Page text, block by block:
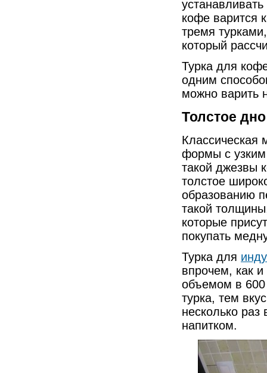
кофе варится
тремя
который
Турка для
одним
можно варить
Толстое
Классическая
формы с
такой джезвы
толстое
образованию
такой
которые
покупать
Турка для
впрочем, как
объемом в
турка, тем
несколько
напитком.